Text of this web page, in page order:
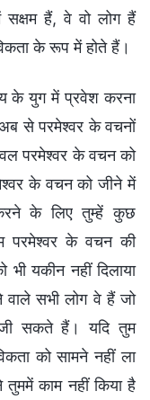
हैं, वे वो लोग हैं
के रूप में होते हैं।
के युग में प्रवेश करना
अब से परमेश्वर के वचनों
परमेश्वर के वचन को
के वचन को जीने में
के लिए तुम्हें कुछ
परमेश्वर के वचन की
यकीन नहीं दिलाया
वाले सभी लोग वे हैं जो
जी सकते हैं। यदि तुम
को सामने नहीं ला
तुममें काम नहीं किया है